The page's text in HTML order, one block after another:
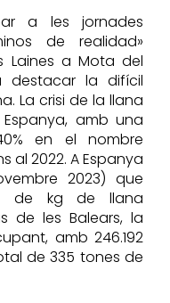
a les jornades
de realidad»
Laines a Mota del
destacar la difícil
La crisi de la llana
amb una
en el nombre
al 2022. A Espanya
2023) que
de kg de llana
de les Balears, la
amb 246.192
de 335 tones de